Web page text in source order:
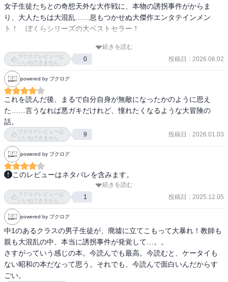
女子生徒たちとの奇想天外な大作戦に、本物の誘拐事件がからま
り、大人たちは大混乱……息もつかせぬ大傑作エンタテインメン
ト！　ぼくらシリーズの大ベストセラー！
こんな人にオススメ！
☆大人の意見に不満を持っている
☆イタズラが好き
続きを読む
ブクログレビューは
いいねできません
0 投稿日 : 2026.06.02
powered by ブクログ
これを読んだ後、まるで自分自身が無敵になったかのように思え
た……言うなれば悪ガキだけれど、憧れたくなるような大冒険の
話。
ブクログレビューは
いいねできません
9 投稿日 : 2026.01.03
powered by ブクログ
このレビューはネタバレを含みます。
子供だけで解放区をつくり、大人たちに抵抗する物語。ある日突然1
クラスの男子が消えてしまった。全員親に何かしら不満を持ってい
たり、なにか特別なことをしたかったり、様々な考えを持って解放
区で過ごすことを決めた。そんな中で起こる本物の誘拐、ラジオ放
送、瀬川との出会い、警察や教員とのやり合いはすごく工夫されて
いて読んでいてすごく楽しかった。子供だってなんでも出来るんだ
なとわくわくした。携帯が発達した今だからこそ直接の人との関わ
りの楽しさや、逆に親や教員による監視が強まった生きにくさも実
感した。全体的には、読んですごくわくわくして、子供たちと一緒
続きを読む
ブクログレビューは
いいねできません
1 投稿日 : 2025.12.05
powered by ブクログ
中1のあるクラスの男子生徒が、廃墟に立てこもって大暴れ！教師も
親も大混乱の中、本当に誘拐事件が発覚して…。。
さすがっていう感じの本。今読んでも最高。今読むと、ケータイも
ない昭和の本だなって思う。それでも、今読んで面白いんだからす
ごい。